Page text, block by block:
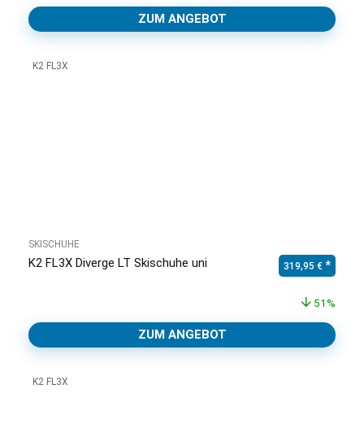
ZUM ANGEBOT
K2 FL3X
SKISCHUHE
K2 FL3X Diverge LT Skischuhe uni Ursprünglicher
319,95 €
51%
ZUM ANGEBOT
K2 FL3X